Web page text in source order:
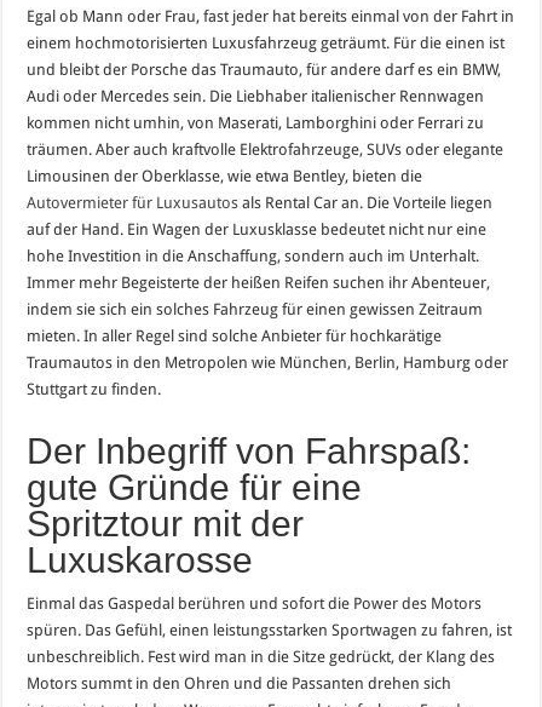
Egal ob Mann oder Frau, fast jeder hat bereits einmal von der Fahrt in
einem hochmotorisierten Luxusfahrzeug geträumt. Für die einen ist
und bleibt der Porsche das Traumauto, für andere darf es ein BMW,
Audi oder Mercedes sein. Die Liebhaber italienischer Rennwagen
kommen nicht umhin, von Maserati, Lamborghini oder Ferrari zu
träumen. Aber auch kraftvolle Elektrofahrzeuge, SUVs oder elegante
Limousinen der Oberklasse, wie etwa Bentley, bieten die
Autovermieter für Luxusautos als Rental Car an. Die Vorteile liegen
auf der Hand. Ein Wagen der Luxusklasse bedeutet nicht nur eine
hohe Investition in die Anschaffung, sondern auch im Unterhalt.
Immer mehr Begeisterte der heißen Reifen suchen ihr Abenteuer,
indem sie sich ein solches Fahrzeug für einen gewissen Zeitraum
mieten. In aller Regel sind solche Anbieter für hochkarätige
Traumautos in den Metropolen wie München, Berlin, Hamburg oder
Stuttgart zu finden.
Der Inbegriff von Fahrspaß:
gute Gründe für eine
Spritztour mit der
Luxuskarosse
Einmal das Gaspedal berühren und sofort die Power des Motors
spüren. Das Gefühl, einen leistungsstarken Sportwagen zu fahren, ist
unbeschreiblich. Fest wird man in die Sitze gedrückt, der Klang des
Motors summt in den Ohren und die Passanten drehen sich